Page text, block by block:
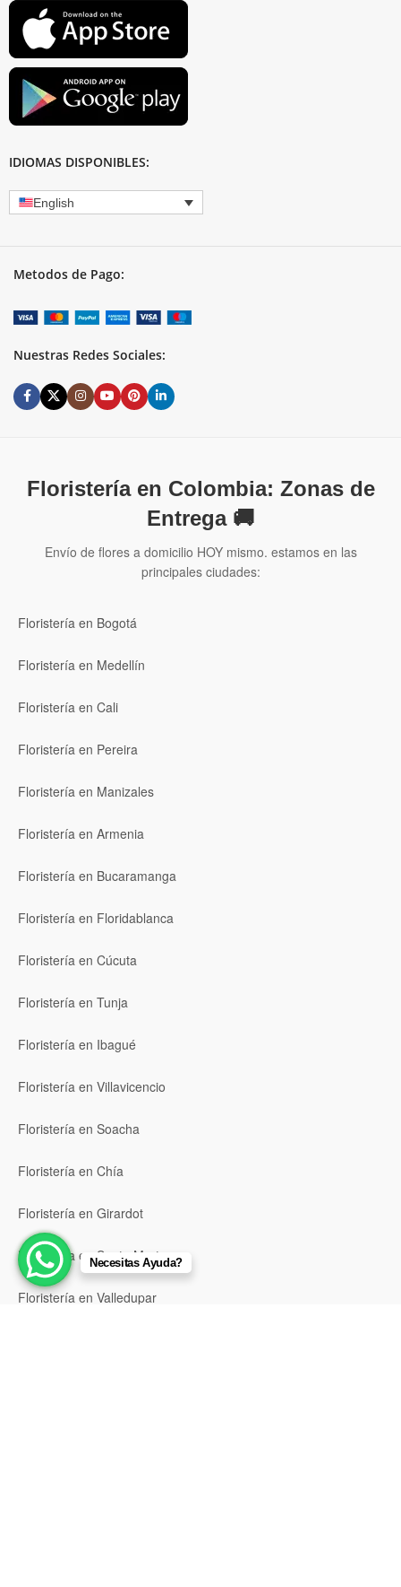
IDIOMAS DISPONIBLES:
English
Metodos de Pago:
Nuestras Redes Sociales:
Floristería en Colombia: Zonas de
Entrega 🚚
Envío de flores a domicilio HOY mismo. estamos en las
principales ciudades:
Floristería en Bogotá
Floristería en Medellín
Floristería en Cali
Floristería en Pereira
Floristería en Manizales
Floristería en Armenia
Floristería en Bucaramanga
Floristería en Floridablanca
Floristería en Cúcuta
Floristería en Tunja
Floristería en Ibagué
Floristería en Villavicencio
Floristería en Soacha
Floristería en Chía
Floristería en Girardot
Floristería en Santa Marta
Floristería en Valledupar
Necesitas Ayuda?